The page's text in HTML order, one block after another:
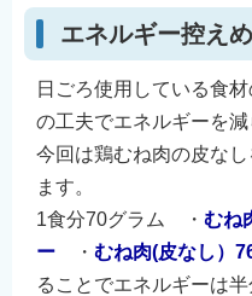
エネルギー控え
日ごろ使用している食
の工夫でエネルギーを減
今回は鶏むね肉の皮な
ます。
1食分70グラム ・ むね
ー
・ むね肉(皮なし）
ることでエネルギーは半